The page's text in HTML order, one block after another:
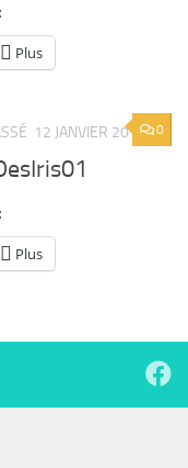
Plus
0
12 JANVIER 2019
Plus